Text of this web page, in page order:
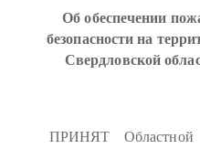
Об обеспечении
безопасности на
Свердловской
ПРИНЯТ